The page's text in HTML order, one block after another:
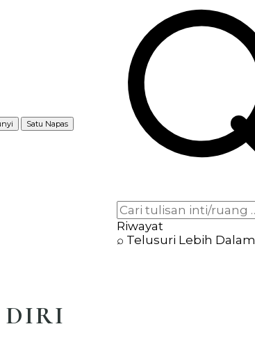
Satu Napas
Riwayat
⌕ Telusuri Lebih Dalam
DIRI